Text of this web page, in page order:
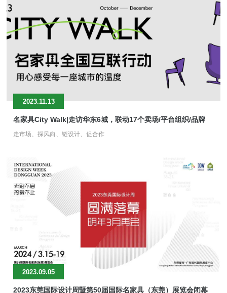
2023.11.13
名家具City Walk|走访华东6城，联动17个卖场/平台组织/品牌
走市场、探风向、链设计、促合作
2023.09.05
2023东莞国际设计周暨第50届国际名家具（东莞）展览会闭幕